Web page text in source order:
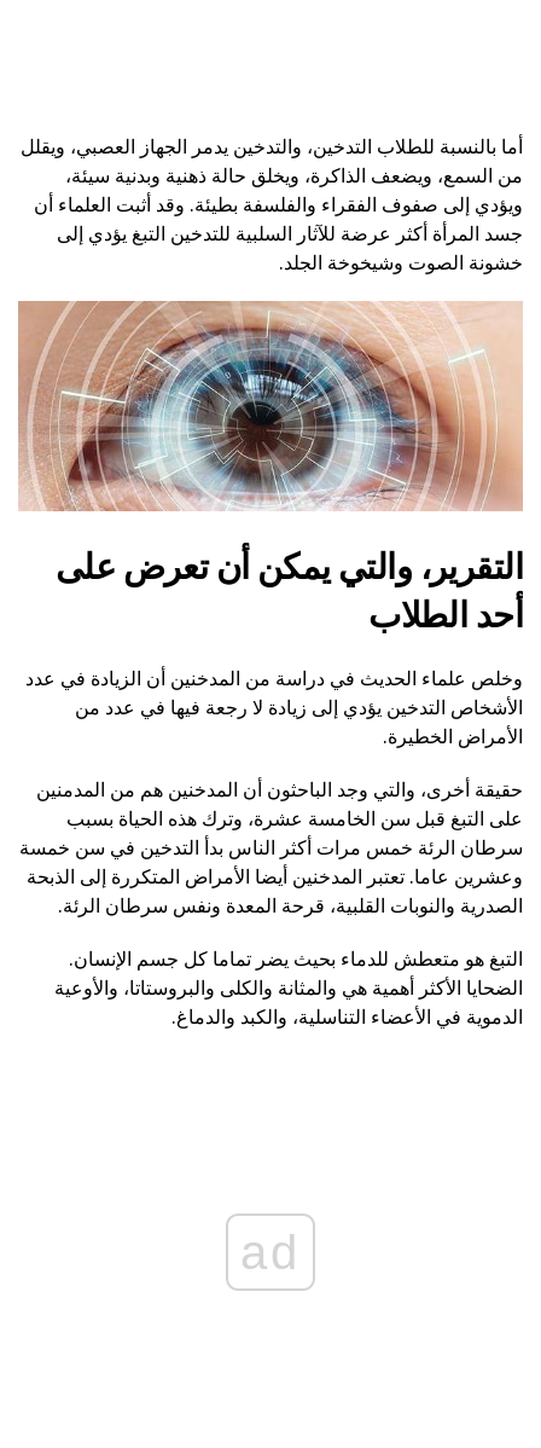
أما بالنسبة للطلاب التدخين، والتدخين يدمر الجهاز العصبي، ويقلل
من السمع، ويضعف الذاكرة، ويخلق حالة ذهنية وبدنية سيئة،
ويؤدي إلى صفوف الفقراء والفلسفة بطيئة. وقد أثبت العلماء أن
جسد المرأة أكثر عرضة للآثار السلبية للتدخين التبغ يؤدي إلى
خشونة الصوت وشيخوخة الجلد.
التقرير، والتي يمكن أن تعرض على
أحد الطلاب
وخلص علماء الحديث في دراسة من المدخنين أن الزيادة في عدد
الأشخاص التدخين يؤدي إلى زيادة لا رجعة فيها في عدد من
الأمراض الخطيرة.
حقيقة أخرى، والتي وجد الباحثون أن المدخنين هم من المدمنين
على التبغ قبل سن الخامسة عشرة، وترك هذه الحياة بسبب
سرطان الرئة خمس مرات أكثر الناس بدأ التدخين في سن خمسة
وعشرين عاما. تعتبر المدخنين أيضا الأمراض المتكررة إلى الذبحة
الصدرية والنوبات القلبية، قرحة المعدة ونفس سرطان الرئة.
التبغ هو متعطش للدماء بحيث يضر تماما كل جسم الإنسان.
الضحايا الأكثر أهمية هي والمثانة والكلى والبروستاتا، والأوعية
الدموية في الأعضاء التناسلية، والكبد والدماغ.
ad